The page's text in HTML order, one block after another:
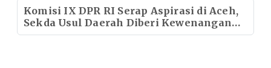
Komisi IX DPR RI Serap Aspirasi di Aceh,
Sekda Usul Daerah Diberi Kewenangan
Kelola Jaminan Kesehatan Sendiri